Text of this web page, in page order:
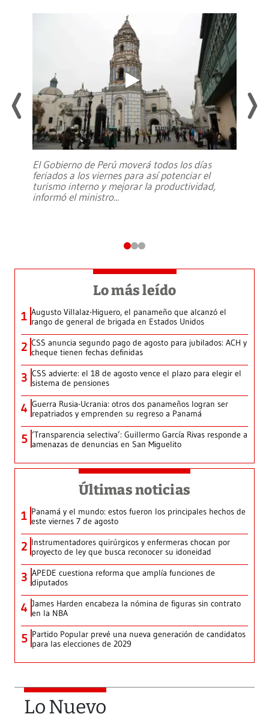
El Gobierno de Perú moverá todos los días
feriados a los viernes para así potenciar el
turismo interno y mejorar la productividad,
informó el ministro...
Lo más leído
1 Augusto Villalaz-Higuero, el panameño que alcanzó el
rango de general de brigada en Estados Unidos
2 CSS anuncia segundo pago de agosto para jubilados: ACH y
cheque tienen fechas definidas
3 CSS advierte: el 18 de agosto vence el plazo para elegir el
sistema de pensiones
4 Guerra Rusia-Ucrania: otros dos panameños logran ser
repatriados y emprenden su regreso a Panamá
5 ‘Transparencia selectiva’: Guillermo García Rivas responde a
amenazas de denuncias en San Miguelito
Últimas noticias
1 Panamá y el mundo: estos fueron los principales hechos de
este viernes 7 de agosto
2 Instrumentadores quirúrgicos y enfermeras chocan por
proyecto de ley que busca reconocer su idoneidad
3 APEDE cuestiona reforma que amplía funciones de
diputados
4 James Harden encabeza la nómina de figuras sin contrato
en la NBA
5 Partido Popular prevé una nueva generación de candidatos
para las elecciones de 2029
Lo Nuevo